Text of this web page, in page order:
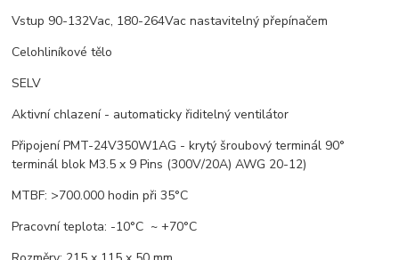
Vstup 90-132Vac, 180-264Vac nastavitelný přepínačem
Celohliníkové tělo
SELV
Aktivní chlazení - automaticky řiditelný ventilátor
Připojení PMT-24V350W1AG - krytý šroubový terminál 90°
terminál blok M3.5 x 9 Pins (300V/20A) AWG 20-12)
MTBF: >700.000 hodin při 35°C
Pracovní teplota: -10°C ~ +70°C